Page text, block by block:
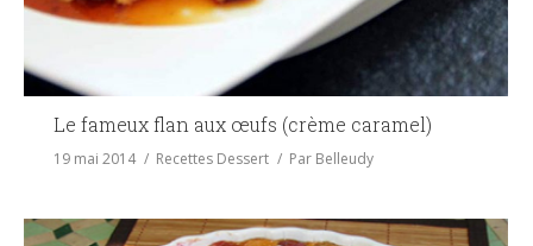
Le fameux flan aux œufs (crème caramel)
19 mai 2014 Recettes Dessert Par Belleudy